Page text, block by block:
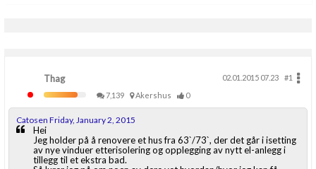
Thag 02.01.2015 07.23
#1
7,139
Akershus 0
Catosen Friday, January 2, 2015
Hei
Jeg holder på å renovere et hus fra 63`/73`, der det går i isetting
av nye vinduer etterisolering og opplegging av nytt el-anlegg i
tillegg til et ekstra bad.